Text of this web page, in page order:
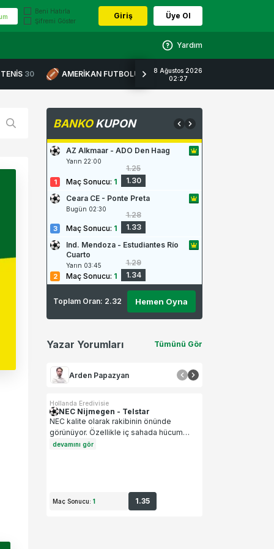
Beni Hatırla
Şifremi Göster
Giriş Üye Ol
Yardım
TENİS 30 AMERİKAN FUTBOLU 3 BUZ HOKEYİ
8 Ağustos 2026
02:27
BANKO KUPON
AZ Alkmaar - ADO Den Haag
Yarın 22:00
Maç Sonucu: 1
1.25
1.30
Ceara CE - Ponte Preta
Bugün 02:30
Maç Sonucu: 1
1.28
1.33
Ind. Mendoza - Estudiantes Río
Cuarto
Yarın 03:45
Maç Sonucu: 1
1.29
1.34
Toplam Oran: 2.32 Hemen Oyna
Yazar Yorumları Tümünü Gör
Arden Papazyan
Hollanda Eredivisie
NEC Nijmegen - Telstar
NEC kalite olarak rakibinin önünde
görünüyor. Özellikle iç sahada hücum
üretkenliği yüksek olan ev sahibi, maçın
devamını gör
Maç Sonucu: 1 1.35